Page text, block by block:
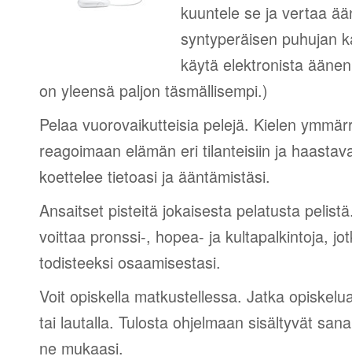
kuuntele se ja vertaa
syntyperäisen puhujan
käytä elektronista
on yleensä paljon täsmällisempi.)
Pelaa vuorovaikutteisia pelejä. Kielen
reagoimaan elämän eri tilanteisiin ja
koettelee tietoasi ja ääntämistäsi.
Ansaitset pisteitä jokaisesta pelatusta
voittaa pronssi-, hopea- ja kultapalkintoja,
todisteeksi osaamisestasi.
Voit opiskella matkustellessa. Jatka
tai lautalla. Tulosta ohjelmaan sisältyvät
ne mukaasi.